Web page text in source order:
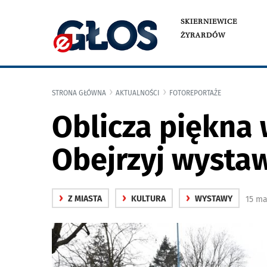
SKIERNIEWICE
ŻYRARDÓW
STRONA GŁÓWNA AKTUALNOŚCI FOTOREPORTAŻE
Oblicza piękna
Obejrzyj
› Z MIASTA › KULTURA › WYSTAWY 15